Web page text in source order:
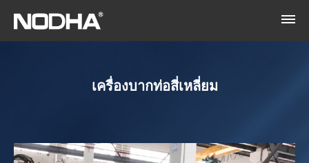
เครื่องบากท่อสี่เหลี่ยม